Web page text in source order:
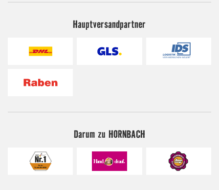
Hauptversandpartner
Darum zu HORNBACH